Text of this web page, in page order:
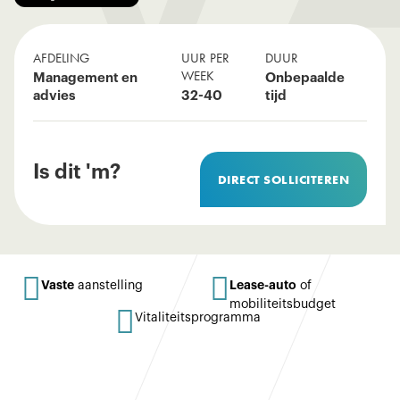
AFDELING
Management en
advies
UUR PER
WEEK
32-40
DUUR
Onbepaalde
tijd
Is dit 'm? DIRECT SOLLICITEREN
Vasteaanstelling Lease-auto
mobiliteitsbudget
Vitaliteitsprogramma